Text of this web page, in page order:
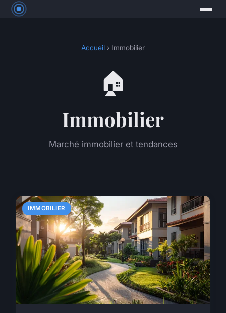
Accueil › Immobilier
🏠
Immobilier
Marché immobilier et tendances
IMMOBILIER